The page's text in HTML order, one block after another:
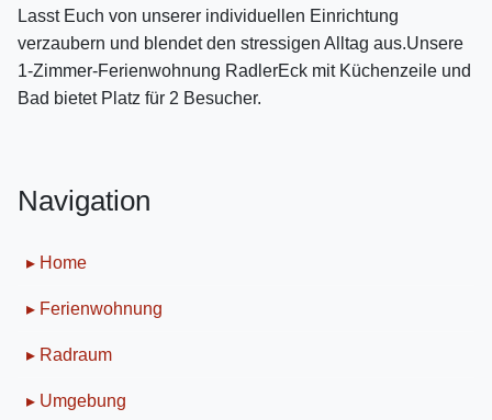
Lasst Euch von unserer individuellen Einrichtung
verzaubern und blendet den stressigen Alltag aus.Unsere
1-Zimmer-Ferienwohnung RadlerEck mit Küchenzeile und
Bad bietet Platz für 2 Besucher.
Navigation
▸ Home
▸ Ferienwohnung
▸ Radraum
▸ Umgebung